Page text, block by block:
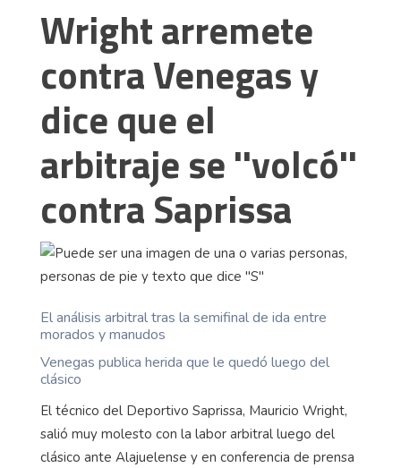
Wright arremete
contra Venegas y
dice que el
arbitraje se ''volcó''
contra Saprissa
El análisis arbitral tras la semifinal de ida entre
morados y manudos
Venegas publica herida que le quedó luego del
clásico
El técnico del Deportivo Saprissa, Mauricio Wright,
salió muy molesto con la labor arbitral luego del
clásico ante Alajuelense y en conferencia de prensa